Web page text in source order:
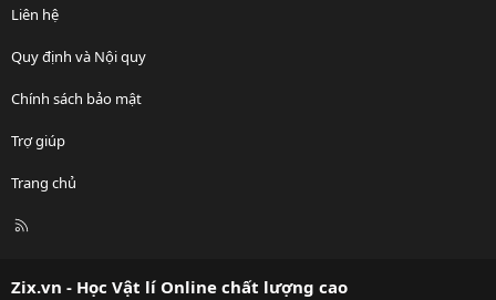
Liên hệ
Quy định và Nội quy
Chính sách bảo mật
Trợ giúp
Trang chủ
R
Zix.vn - Học Vật lí Online chất lượng cao